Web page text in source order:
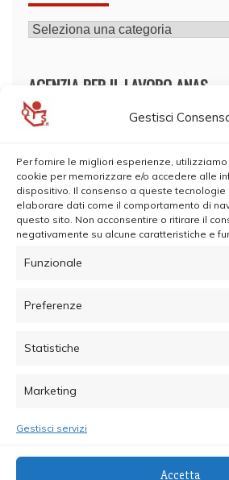
Gestisci
Per fornire le migliori esperienze,
cookie per memorizzare e/o accedere alle
dispositivo. Il consenso a queste tecnologie
elaborare dati come il comportamento di
questo sito. Non acconsentire o ritirare il
negativamente su alcune caratteristiche e
Funzionale
Preferenze
Statistiche
Marketing
Gestisci servizi
Accetta
CATEGORIE
AGENZIA PER IL LAVORO ANAS